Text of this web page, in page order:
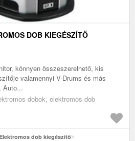
DOB KIEGÉSZÍTŐ
könnyen összeszerelhető, kis
valamennyi V-Drums és más
Auto...
dobok, elektromos dob
dob kiegészítő